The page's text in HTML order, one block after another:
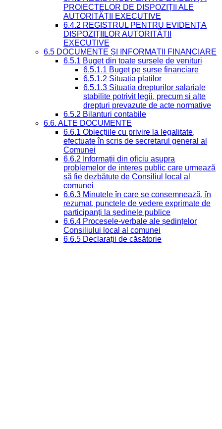
PROIECTELOR DE DISPOZIȚII ALE
AUTORITĂȚII EXECUTIVE
6.4.2 REGISTRUL PENTRU EVIDENȚA
DISPOZIȚIILOR AUTORITĂȚII
EXECUTIVE
6.5 DOCUMENTE ȘI INFORMAȚII FINANCIARE
6.5.1 Buget din toate sursele de venituri
6.5.1.1 Buget pe surse financiare
6.5.1.2 Situatia platilor
6.5.1.3 Situatia drepturilor salariale
stabilite potrivit legii, precum si alte
drepturi prevazute de acte normative
6.5.2 Bilanturi contabile
6.6. ALTE DOCUMENTE
6.6.1 Obiecțiile cu privire la legalitate,
efectuate în scris de secretarul general al
Comunei
6.6.2 Informații din oficiu asupra
problemelor de interes public care urmează
să fie dezbătute de Consiliul local al
comunei
6.6.3 Minutele în care se consemnează, în
rezumat, punctele de vedere exprimate de
participanți la ședinele publice
6.6.4 Procesele-verbale ale ședințelor
Consiliului local al comunei
6.6.5 Declarații de căsătorie